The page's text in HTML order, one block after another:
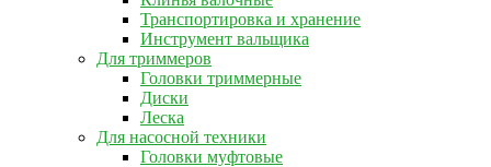
Транспортировка и хранение
Инструмент вальщика
Для триммеров
Головки триммерные
Диски
Леска
Для насосной техники
Головки муфтовые